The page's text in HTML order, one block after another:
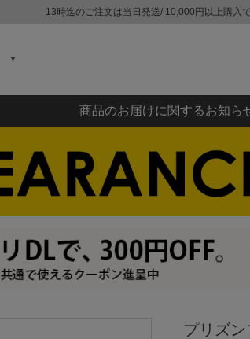
13時迄のご注文は当日発送/ 10,000円以上購入
商品のお届けに関するお知ら
プリズ